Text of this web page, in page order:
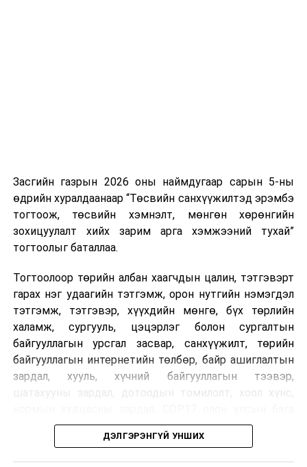
Шинэ хууль Францын зах зээлд үйлчилдэг гадаадын
дуудлагын төвүүдэд нөлөөлөхөөр байна. Тухайлбал,
Мароккогийн дуудлагын төвүүдийн орлогын 80 гаруй
хувь Францын зах зээлээс бүрддэг бөгөөд тус улсын
40–50 мянган ажлын байр эрсдэлд орж болзошгүйг
Засгийн газрын 2026 оны наймдугаар сарын 5-ны
өдрийн хуралдаанаар “Төсвийн санхүүжилтэд эрэмбэ
тогтоож, төсвийн хэмнэлт, мөнгөн хөрөнгийн
зохицуулалт хийх зарим арга хэмжээний тухай”
тогтоолыг баталлаа.
Тогтоолоор төрийн албан хаагчдын цалин, тэтгэвэрт
гарах нэг удаагийн тэтгэмж, орон нутгийн нэмэгдэл
тэтгэмж, тэтгэвэр, хүүхдийн мөнгө, бүх төрлийн
халамж, сургууль, цэцэрлэг болон сургалтын
байгууллагын урсгал засвар, санхүүжилт, төрийн
байгууллагын интернетийн төлбөр, байр ашиглалтын
зардал, хууль, хүчний байгууллагын тээвэр,
хурлын зардал, Засгийн газрын өр, орон нутгийн нөөц
хөрөнгийн санхүүжилтийг хэвийн үргэлжлүүлэхээр
шийдвэрлэжээ.
ДЭЛГЭРЭНГҮЙ УНШИХ